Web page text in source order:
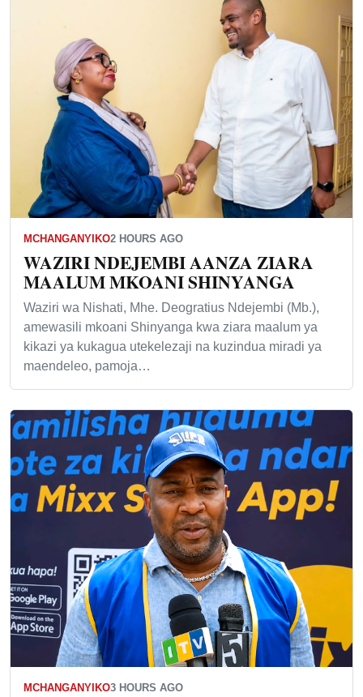
MCHANGANYIKO2 HOURS AGO
WAZIRI NDEJEMBI AANZA ZIARA
MAALUM MKOANI SHINYANGA
Waziri wa Nishati, Mhe. Deogratius Ndejembi (Mb.),
amewasili mkoani Shinyanga kwa ziara maalum ya
kikazi ya kukagua utekelezaji na kuzindua miradi ya
maendeleo, pamoja…
MCHANGANYIKO3 HOURS AGO